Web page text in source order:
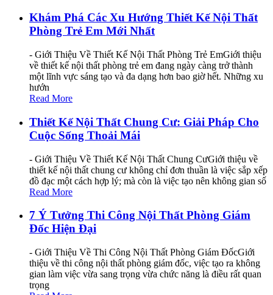
Khám Phá Các Xu Hướng Thiết Kế Nội Thất
Phòng Trẻ Em Mới Nhất
- Giới Thiệu Về Thiết Kế Nội Thất Phòng Trẻ EmGiới thiệu
về thiết kế nội thất phòng trẻ em đang ngày càng trở thành
một lĩnh vực sáng tạo và đa dạng hơn bao giờ hết. Những xu
hướn
Read More
Thiết Kế Nội Thất Chung Cư: Giải Pháp Cho
Cuộc Sống Thoải Mái
- Giới Thiệu Về Thiết Kế Nội Thất Chung CưGiới thiệu về
thiết kế nội thất chung cư không chỉ đơn thuần là việc sắp xếp
đồ đạc một cách hợp lý; mà còn là việc tạo nên không gian số
Read More
7 Ý Tưởng Thi Công Nội Thất Phòng Giám
Đốc Hiện Đại
- Giới Thiệu Về Thi Công Nội Thất Phòng Giám ĐốcGiới
thiệu về thi công nội thất phòng giám đốc, việc tạo ra không
gian làm việc vừa sang trọng vừa chức năng là điều rất quan
trọng